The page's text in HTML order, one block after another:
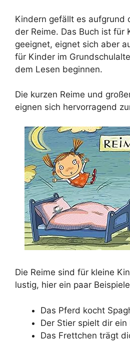
Kindern gefällt es aufgrund
der Reime. Das Buch ist für
geeignet, eignet sich aber
für Kinder im
dem Lesen beginnen.
Die kurzen Reime und
eignen sich hervorragend
Die Reime sind für kleine
lustig, hier ein paar
Das Pferd kocht
Der Stier spielt dir ein
Das Frettchen trägt